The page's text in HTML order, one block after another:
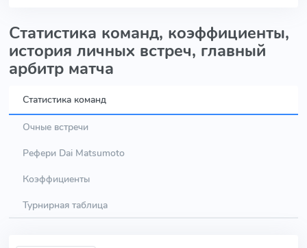
Статистика команд, коэффициенты,
история личных встреч, главный
арбитр матча
Статистика команд
Очные встречи
Рефери Dai Matsumoto
Коэффициенты
Турнирная таблица